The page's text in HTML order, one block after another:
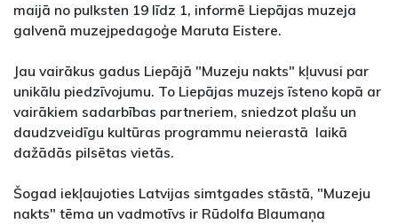
maijā no pulksten 19 līdz 1, informē Liepājas muzeja
galvenā muzejpedagoģe Maruta Eistere.
Jau vairākus gadus Liepājā "Muzeju nakts" kļuvusi par
unikālu piedzīvojumu. To Liepājas muzejs īsteno kopā ar
vairākiem sadarbības partneriem, sniedzot plašu un
daudzveidīgu kultūras programmu neierastā laikā
dažādās pilsētas vietās.
Šogad iekļaujoties Latvijas simtgades stāstā, "Muzeju
nakts" tēma un vadmotīvs ir Rūdolfa Blaumaņa